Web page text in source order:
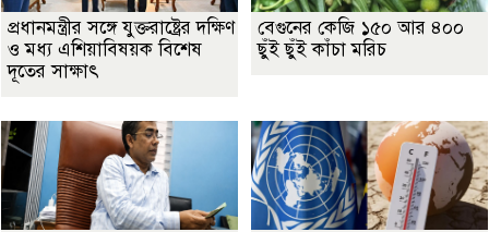
প্রধানমন্ত্রীর সঙ্গে যুক্তরাষ্ট্রের দক্ষিণ
ও মধ্য এশিয়াবিষয়ক বিশেষ
দূতের সাক্ষাৎ
বেগুনের কেজি ১৫০ আর ৪০০
ছুঁই ছুঁই কাঁচা মরিচ